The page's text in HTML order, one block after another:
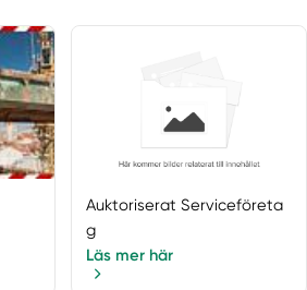
Auktoriserat Serviceföreta
g
Läs mer här